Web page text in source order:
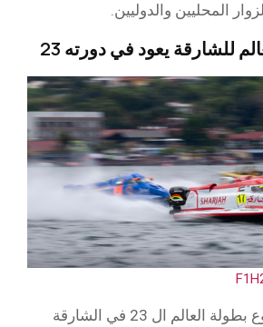
المحليين والدوليين.
للشارقة يعود في دورته 23
تم الإعلان عن أسبوع بطولة العالم ال 23 في الشارقة